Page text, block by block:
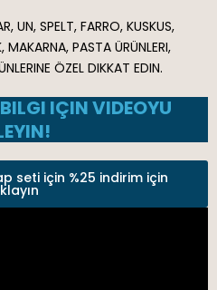
UN, SPELT, FARRO, KUSKUS,
PASTA ÜRÜNLERI,
ÖZEL DIKKAT EDIN.
IÇIN VIDEOYU
seti için %25 indirim için